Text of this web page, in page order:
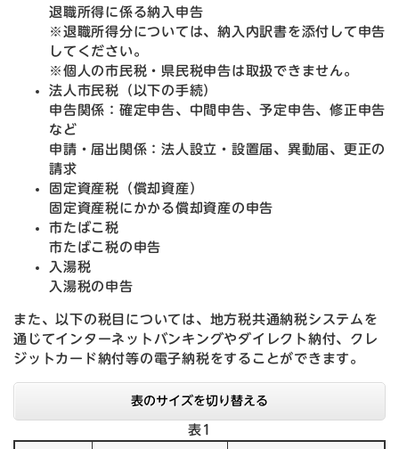
退職所得に係る納入申告
※退職所得分については、納入内訳書を添付して申告
してください。
※個人の市民税・県民税申告は取扱できません。
法人市民税（以下の手続）
申告関係：確定申告、中間申告、予定申告、修正申告
など
申請・届出関係：法人設立・設置届、異動届、更正の
請求
固定資産税（償却資産）
固定資産税にかかる償却資産の申告
市たばこ税
市たばこ税の申告
入湯税
入湯税の申告
また、以下の税目については、地方税共通納税システムを
通じてインターネットバンキングやダイレクト納付、クレ
ジットカード納付等の電子納税をすることができます。
表のサイズを切り替える
表1